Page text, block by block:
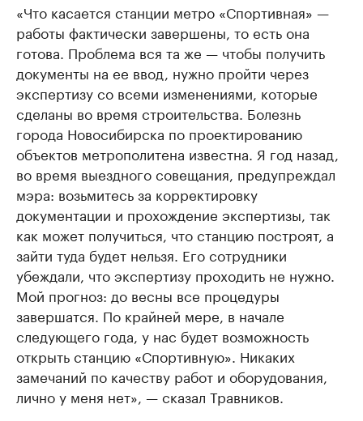
«Что касается станции метро «Спортивная» —
работы фактически завершены, то есть она
готова. Проблема вся та же — чтобы получить
документы на ее ввод, нужно пройти через
экспертизу со всеми изменениями, которые
сделаны во время строительства. Болезнь
города Новосибирска по проектированию
объектов метрополитена известна. Я год назад,
во время выездного совещания, предупреждал
мэра: возьмитесь за корректировку
документации и прохождение экспертизы, так
как может получиться, что станцию построят, а
зайти туда будет нельзя. Его сотрудники
убеждали, что экспертизу проходить не нужно.
Мой прогноз: до весны все процедуры
завершатся. По крайней мере, в начале
следующего года, у нас будет возможность
открыть станцию «Спортивную». Никаких
замечаний по качеству работ и оборудования,
лично у меня нет», — сказал Травников.